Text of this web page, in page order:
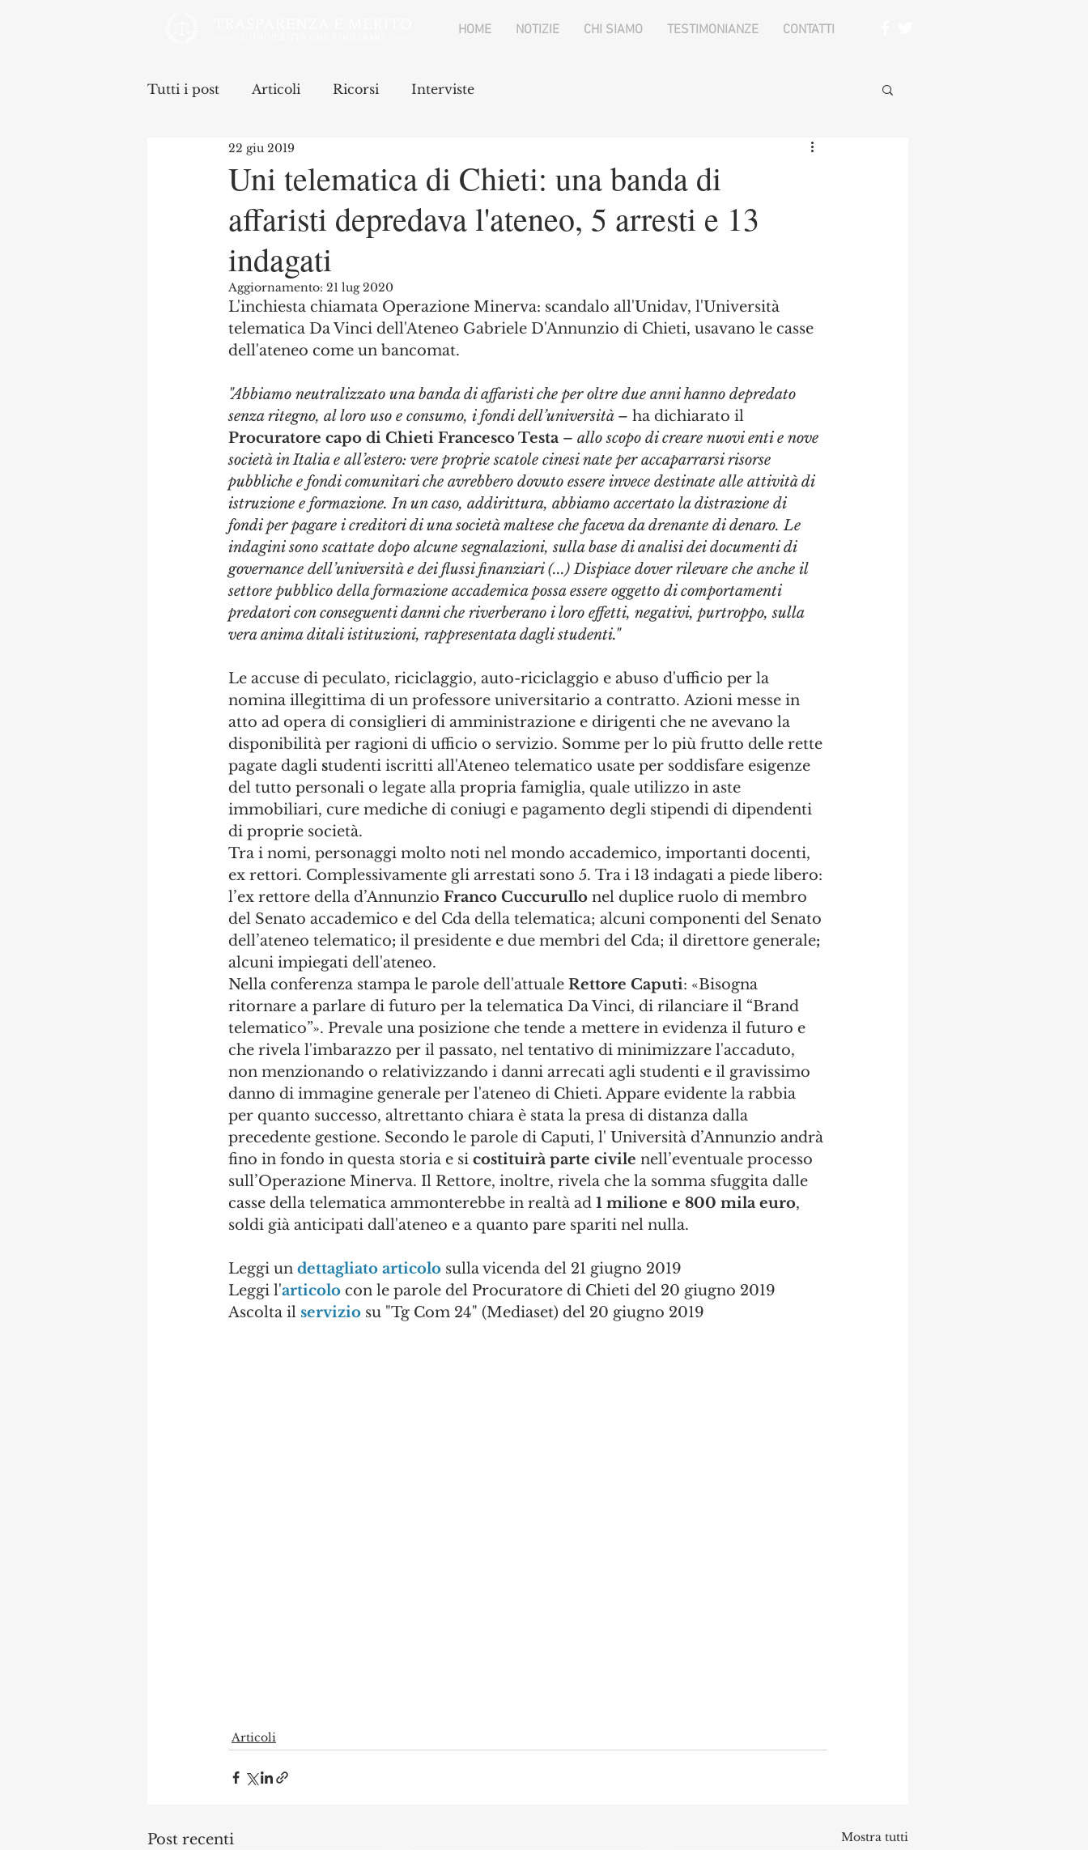
HOME NOTIZIE CHI SIAMO TESTIMONIANZE CONTATTI
Tutti i post Articoli Ricorsi Interviste
Uni telematica di Chieti: una banda di
affaristi depredava l'ateneo, 5 arresti e 13
indagati
22 giu 2019
Aggiornamento: 21 lug 2020
L'inchiesta chiamata Operazione Minerva: scandalo all'Unidav, l'Università
telematica Da Vinci dell'Ateneo Gabriele D'Annunzio di Chieti, usavano le casse
dell'ateneo come un bancomat.
"Abbiamo neutralizzato una banda di affaristi che per oltre due anni hanno depredato
senza ritegno, al loro uso e consumo, i fondi dell’università – ha dichiarato il
Procuratore capo di Chieti Francesco Testa – allo scopo di creare nuovi enti e nove
società in Italia e all’estero: vere proprie scatole cinesi nate per accaparrarsi risorse
pubbliche e fondi comunitari che avrebbero dovuto essere invece destinate alle attività di
istruzione e formazione. In un caso, addirittura, abbiamo accertato la distrazione di
fondi per pagare i creditori di una società maltese che faceva da drenante di denaro. Le
indagini sono scattate dopo alcune segnalazioni, sulla base di analisi dei documenti di
governance dell’università e dei flussi finanziari (...) Dispiace dover rilevare che anche il
settore pubblico della formazione accademica possa essere oggetto di comportamenti
predatori con conseguenti danni che riverberano i loro effetti, negativi, purtroppo, sulla
vera anima ditali istituzioni, rappresentata dagli studenti."
Le accuse di peculato, riciclaggio, auto-riciclaggio e abuso d'ufficio per la
nomina illegittima di un professore universitario a contratto. Azioni messe in
atto ad opera di consiglieri di amministrazione e dirigenti che ne avevano la
disponibilità per ragioni di ufficio o servizio. Somme per lo più frutto delle rette
pagate dagli studenti iscritti all'Ateneo telematico usate per soddisfare esigenze
del tutto personali o legate alla propria famiglia, quale utilizzo in aste
immobiliari, cure mediche di coniugi e pagamento degli stipendi di dipendenti
di proprie società.
Tra i nomi, personaggi molto noti nel mondo accademico, importanti docenti,
ex rettori. Complessivamente gli arrestati sono 5. Tra i 13 indagati a piede libero:
l’ex rettore della d’Annunzio Franco Cuccurullo nel duplice ruolo di membro
del Senato accademico e del Cda della telematica; alcuni componenti del Senato
dell’ateneo telematico; il presidente e due membri del Cda; il direttore generale;
alcuni impiegati dell'ateneo.
Nella conferenza stampa le parole dell'attuale Rettore Caputi: «Bisogna
ritornare a parlare di futuro per la telematica Da Vinci, di rilanciare il “Brand
telematico”». Prevale una posizione che tende a mettere in evidenza il futuro e
che rivela l'imbarazzo per il passato, nel tentativo di minimizzare l'accaduto,
non menzionando o relativizzando i danni arrecati agli studenti e il gravissimo
danno di immagine generale per l'ateneo di Chieti. Appare evidente la rabbia
per quanto successo, altrettanto chiara è stata la presa di distanza dalla
precedente gestione. Secondo le parole di Caputi, l' Università d’Annunzio andrà
fino in fondo in questa storia e si costituirà parte civile nell’eventuale processo
sull’Operazione Minerva. Il Rettore, inoltre, rivela che la somma sfuggita dalle
casse della telematica ammonterebbe in realtà ad 1 milione e 800 mila euro,
soldi già anticipati dall'ateneo e a quanto pare spariti nel nulla.
Leggi un dettagliato articolo sulla vicenda del 21 giugno 2019
Leggi l'articolo con le parole del Procuratore di Chieti del 20 giugno 2019
Ascolta il servizio su "Tg Com 24" (Mediaset) del 20 giugno 2019
Articoli
Post recenti Mostra tutti